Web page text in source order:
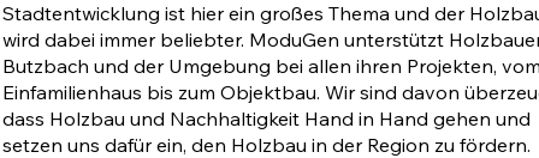
Stadtentwicklung ist hier ein großes Thema und der
wird dabei immer beliebter. ModuGen unterstützt
Butzbach und der Umgebung bei allen ihren Projekten,
Einfamilienhaus bis zum Objektbau. Wir sind davon
dass Holzbau und Nachhaltigkeit Hand in Hand gehen und
setzen uns dafür ein, den Holzbau in der Region zu fördern.